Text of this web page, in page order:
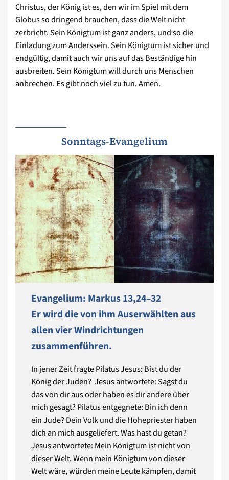
Christus, der König ist es, den wir im Spiel mit dem
Globus so dringend brauchen, dass die Welt nicht
zerbricht. Sein Königtum ist ganz anders, und so die
Einladung zum Anderssein. Sein Königtum ist sicher und
endgültig, damit auch wir uns auf das Beständige hin
ausbreiten. Sein Königtum will durch uns Menschen
anbrechen. Es gibt noch viel zu tun. Amen.
Sonntags-Evangelium
Evangelium: Markus 13,24–32
Er wird die von ihm Auserwählten aus
allen vier Windrichtungen
zusammenführen.
In jener Zeit fragte Pilatus Jesus: Bist du der
König der Juden? Jesus antwortete: Sagst du
das von dir aus oder haben es dir andere über
mich gesagt? Pilatus entgegnete: Bin ich denn
ein Jude? Dein Volk und die Hohepriester haben
dich an mich ausgeliefert. Was hast du getan?
Jesus antwortete: Mein Königtum ist nicht von
dieser Welt. Wenn mein Königtum von dieser
Welt wäre, würden meine Leute kämpfen, damit